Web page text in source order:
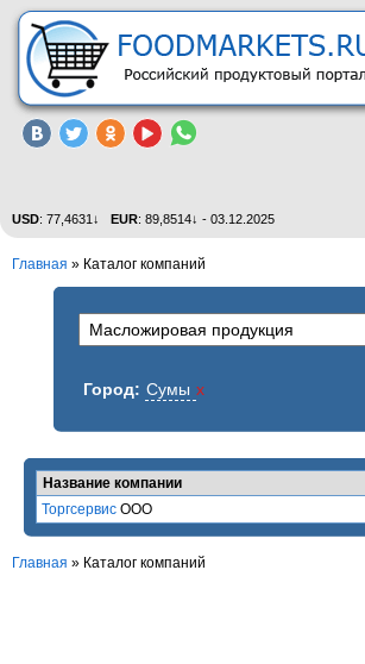
USD: 77,4631↓ EUR: 89,8514↓ - 03.12.2025
Главная » Каталог компаний
Город: Сумы x
Название компании
Торгсервис ООО
Главная » Каталог компаний